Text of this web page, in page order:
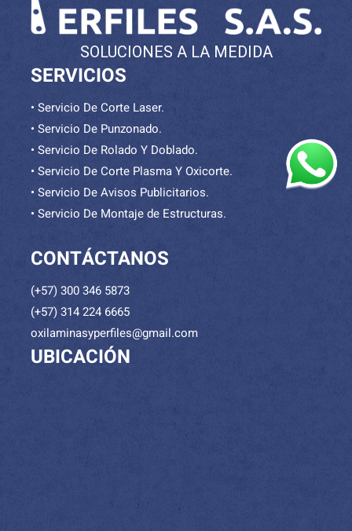
SOLUCIONES A LA MEDIDA
SERVICIOS
• Servicio De Corte Laser.
• Servicio De Punzonado.
• Servicio De Rolado Y Doblado.
• Servicio De Corte Plasma Y Oxicorte.
• Servicio De Avisos Publicitarios.
• Servicio De Montaje de Estructuras.
CONTÁCTANOS
(+57) 300 346 5873
(+57) 314 224 6665
oxilaminasyperfiles@gmail.com
UBICACIÓN